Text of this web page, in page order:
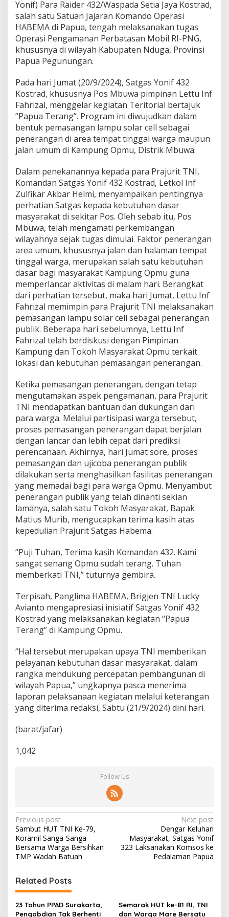
l
I
n
i
d
i
K
m
p
u
n
g
O
p
m
u
Yonif) Para Raider 432/Waspada Setia Jaya Kostrad,
salah satu Satuan Jajaran Komando Operasi
HABEMA di Papua, tengah melaksanakan tugas
Operasi Pengamanan Perbatasan Mobil RI-PNG,
khususnya di wilayah Kabupaten Nduga, Provinsi
Papua Pegunungan.
Pada hari Jumat (20/9/2024), Satgas Yonif 432
Kostrad, khususnya Pos Mbuwa pimpinan Lettu Inf
Fahrizal, menggelar kegiatan Teritorial bertajuk
“Papua Terang”. Program ini diwujudkan dalam
bentuk pemasangan lampu solar cell sebagai
penerangan di area tempat tinggal warga maupun
jalan umum di Kampung Opmu, Distrik Mbuwa.
Dalam penekanannya kepada para Prajurit TNI,
Komandan Satgas Yonif 432 Kostrad, Letkol Inf
Zulfikar Akbar Helmi, menyampaikan pentingnya
perhatian Satgas kepada kebutuhan dasar
masyarakat di sekitar Pos. Oleh sebab itu, Pos
Mbuwa, telah mengamati perkembangan
wilayahnya sejak tugas dimulai. Faktor penerangan
area umum, khususnya jalan dan halaman tempat
tinggal warga, merupakan salah satu kebutuhan
dasar bagi masyarakat Kampung Opmu guna
memperlancar aktivitas di malam hari. Berangkat
dari perhatian tersebut, maka hari Jumat, Lettu Inf
Fahrizal memimpin para Prajurit TNI melaksanakan
pemasangan lampu solar cell sebagai penerangan
publik. Beberapa hari sebelumnya, Lettu Inf
Fahrizal telah berdiskusi dengan Pimpinan
Kampung dan Tokoh Masyarakat Opmu terkait
lokasi dan kebutuhan pemasangan penerangan.
Ketika pemasangan penerangan, dengan tetap
mengutamakan aspek pengamanan, para Prajurit
TNI mendapatkan bantuan dan dukungan dari
para warga. Melalui partisipasi warga tersebut,
proses pemasangan penerangan dapat berjalan
dengan lancar dan lebih cepat dari prediksi
perencanaan. Akhirnya, hari Jumat sore, proses
pemasangan dan ujicoba penerangan publik
dilakukan serta menghasilkan fasilitas penerangan
yang memadai bagi para warga Opmu. Menyambut
penerangan publik yang telah dinanti sekian
lamanya, salah satu Tokoh Masyarakat, Bapak
Matius Murib, mengucapkan terima kasih atas
kepedulian Prajurit Satgas Habema.
“Puji Tuhan, Terima kasih Komandan 432. Kami
sangat senang Opmu sudah terang. Tuhan
memberkati TNI,” tuturnya gembira.
Terpisah, Panglima HABEMA, Brigjen TNI Lucky
Avianto mengapresiasi inisiatif Satgas Yonif 432
Kostrad yang melaksanakan kegiatan “Papua
Terang” di Kampung Opmu.
“Hal tersebut merupakan upaya TNI memberikan
pelayanan kebutuhan dasar masyarakat, dalam
rangka mendukung percepatan pembangunan di
wilayah Papua,” ungkapnya pasca menerima
laporan pelaksanaan kegiatan melalui keterangan
yang diterima redaksi, Sabtu (21/9/2024) dini hari.
(barat/jafar)
1,042
Follow Us
P
o
s
t
n
a
v
Previous post
Sambut HUT TNI Ke-79,
Koramil Sanga-Sanga
Bersama Warga Bersihkan
TMP Wadah Batuah
Next post
Dengar Keluhan
Masyarakat, Satgas Yonif
323 Laksanakan Komsos ke
Pedalaman Papua
Related Posts
23 Tahun PPAD Surakarta,
Pengabdian Tak Berhenti
Semarak HUT ke-81 RI, TNI
dan Warga Mare Bersatu